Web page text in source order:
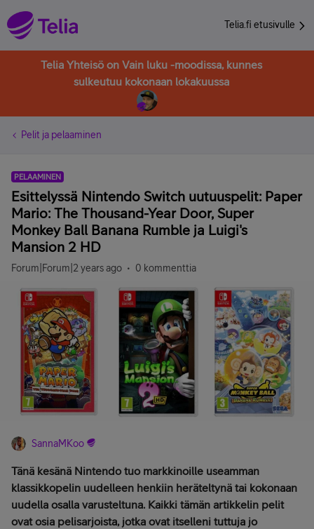
Telia.fi etusivulle
Telia Yhteisö on Vain luku -moodissa, kunnes
sulkeutuu kokonaan lokakuussa
Pelit ja pelaaminen
PELAAMINEN
Esittelyssä Nintendo Switch uutuuspelit: Paper
Mario: The Thousand-Year Door, Super
Monkey Ball Banana Rumble ja Luigi's
Mansion 2 HD
Forum|Forum|2 years ago 0 kommenttia
SannaMKoo
Tänä kesänä Nintendo tuo markkinoille useamman
klassikkopelin uudelleen henkiin heräteltynä tai kokonaan
uudella osalla varusteltuna. Kaikki tämän artikkelin pelit
ovat osia pelisarjoista, jotka ovat itselleni tuttuja jo